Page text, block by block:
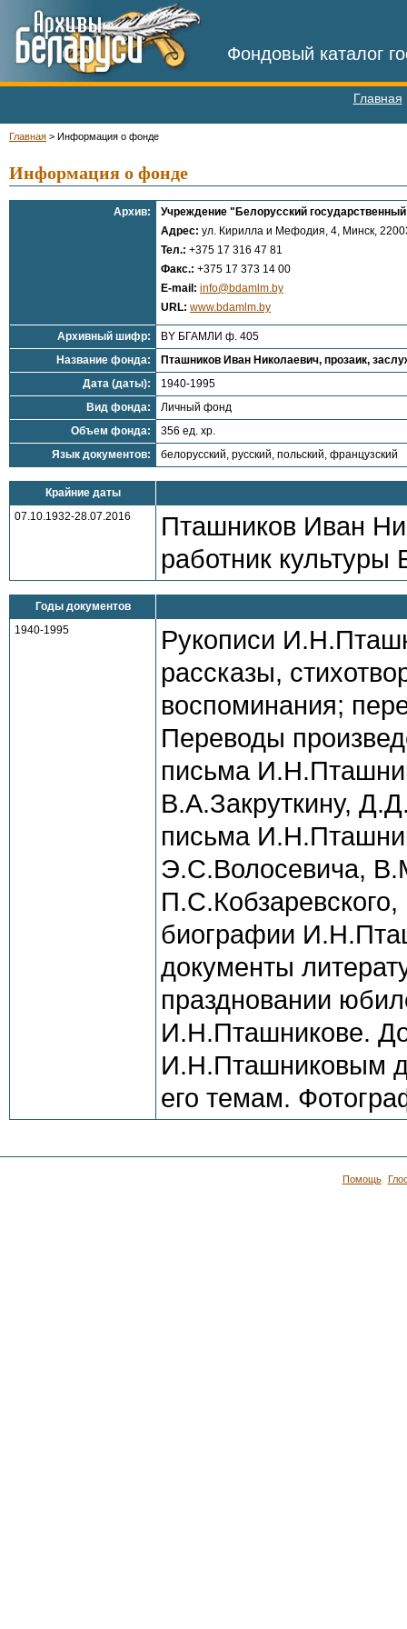
Фондовый каталог
Главная
Главная > Информация о фонде
Информация о фонде
Архив:
Учреждение "Белорусский
Адрес: ул. Кирилла и Мефодия, 4, Минск,
Тел.: +375 17 316 47 81
Факс.: +375 17 373 14 00
E-mail: info@bdamlm.by
URL: www.bdamlm.by
Архивный шифр:
BY БГАМЛИ ф. 405
Название фонда:
Пташников Иван Николаевич, прозаик,
Дата (даты):
1940-1995
Вид фонда:
Личный фонд
Объем фонда:
356 ед. хр.
Язык документов:
белорусский, русский, польский, французский
Крайние даты
07.10.1932-28.07.2016
Пташников Иван
работник культуры
Годы документов
1940-1995
Рукописи
рассказы,
воспоминания;
Переводы
письма
В.А.Закруткину,
письма
Э.С.Волосевича,
биографии
документы
праздновании
И.Н.Пташникове.
И.Н.Пташниковым
его темам.
Помощь